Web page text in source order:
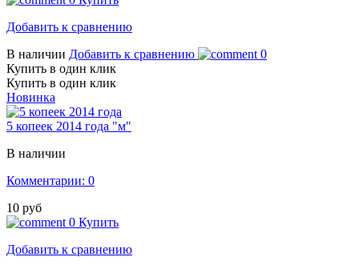
Добавить к сравнению
В наличии Добавить к сравнению
0
Купить в один клик
Купить в один клик
Новинка
5 копеек 2014 года "м"
В наличии
Комментарии: 0
10 руб
0 Купить
Добавить к сравнению